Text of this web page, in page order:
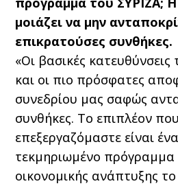
μοιάζει να μην
επικρατούσες συνθήκες.
«Οι βασικές κατευθύνσεις
και οι πιο πρόσφατες
συνεδρίου μας σαφώς
συνθήκες. Το επιπλέον
επεξεργαζόμαστε είναι
τεκμηριωμένο πρόγραμμα
οικονομικής ανάπτυξης το